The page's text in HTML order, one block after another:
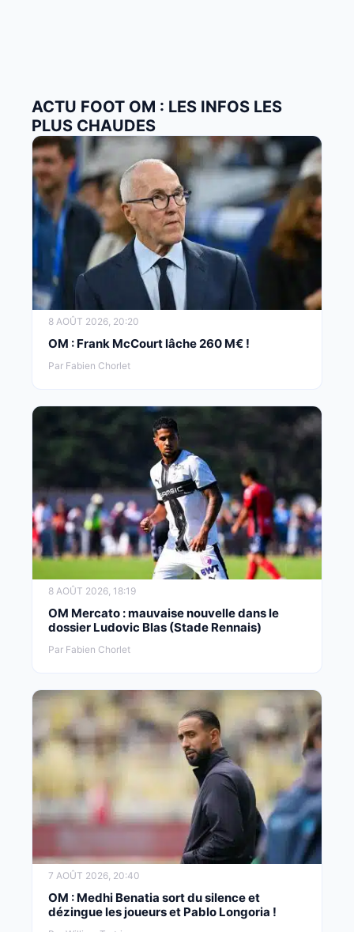
ACTU FOOT OM : LES INFOS LES
PLUS CHAUDES
8 AOÛT 2026, 20:20
OM : Frank McCourt lâche 260 M€ !
Par Fabien Chorlet
8 AOÛT 2026, 18:19
OM Mercato : mauvaise nouvelle dans le
dossier Ludovic Blas (Stade Rennais)
Par Fabien Chorlet
7 AOÛT 2026, 20:40
OM : Medhi Benatia sort du silence et
dézingue les joueurs et Pablo Longoria !